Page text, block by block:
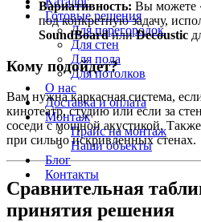
Готовые решения
Для перегородок
Для стен
Для пола
Для потолков
О нас
Доставка и оплата
Монтаж
Прайс на монтаж
Наши объекты
Блог
Контакты
Вариативность: Вы можете
под конкретную задачу,
SoundBoardилиDecoustic
Кому подойдет?
Вам нужна каркасная система,
кинотеатр, студию или если за
соседи с мощной акустикой.
при сильно искривленных стенах.
Сравнительная
принятия решения